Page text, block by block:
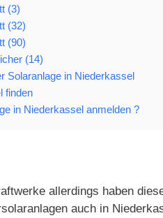
(3)
(32)
(90)
(14)
Solaranlage in Niederkassel
finden
in Niederkassel anmelden ?
allerdings haben
auch in